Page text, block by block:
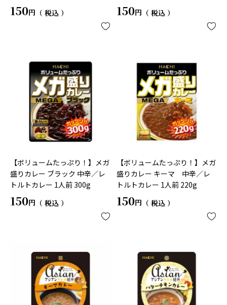
150 税込 150 税込
【ボリュームたっぷり！】メガ
盛りカレー ブラック 中辛／レ
トルトカレー 1人前 300g
150 税込
【ボリュームたっぷり！】メガ
盛りカレー キーマ 中辛／レ
トルトカレー 1人前 220g
150 税込